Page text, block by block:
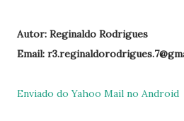
Autor: Reginaldo Rodrigues
Email:
Enviado do Yahoo Mail no Android